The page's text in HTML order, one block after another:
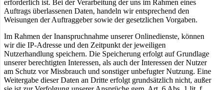
erforderlich ist. Bei der Verarbeitung der uns im Rahmen eines
Auftrags überlassenen Daten, handeln wir entsprechend den
Weisungen der Auftraggeber sowie der gesetzlichen Vorgaben.
Im Rahmen der Inanspruchnahme unserer Onlinedienste, können
wir die IP-Adresse und den Zeitpunkt der jeweiligen
Nutzerhandlung speichern. Die Speicherung erfolgt auf Grundlage
unserer berechtigten Interessen, als auch der Interessen der Nutzer
am Schutz vor Missbrauch und sonstiger unbefugter Nutzung. Eine
Weitergabe dieser Daten an Dritte erfolgt grundsätzlich nicht, außer